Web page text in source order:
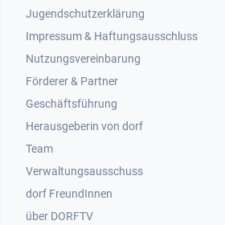
Jugendschutzerklärung
Impressum & Haftungsausschluss
Nutzungsvereinbarung
Footer 2
Förderer & Partner
Geschäftsführung
Herausgeberin von dorf
Team
Verwaltungsausschuss
dorf FreundInnen
Footer 3
über DORFTV